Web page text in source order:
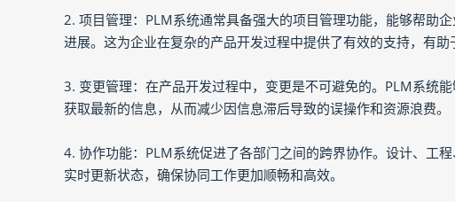
2. 项目管理：PLM系统通常具备强大的项目管理功能，能够帮助
进展。这为企业在复杂的产品开发过程中提供了有效的支持，有助
3. 变更管理：在产品开发过程中，变更是不可避免的。PLM系统
获取最新的信息，从而减少因信息滞后导致的误操作和资源浪费。
4. 协作功能：PLM系统促进了各部门之间的跨界协作。设计、工
实时更新状态，确保协同工作更加顺畅和高效。